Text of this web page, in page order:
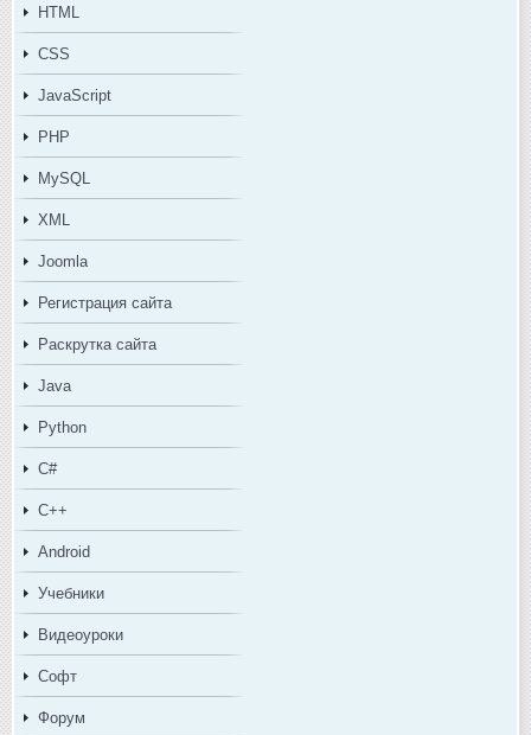
HTML
CSS
JavaScript
PHP
MySQL
XML
Joomla
Регистрация сайта
Раскрутка сайта
Java
Python
C#
C++
Android
Учебники
Видеоуроки
Софт
Форум